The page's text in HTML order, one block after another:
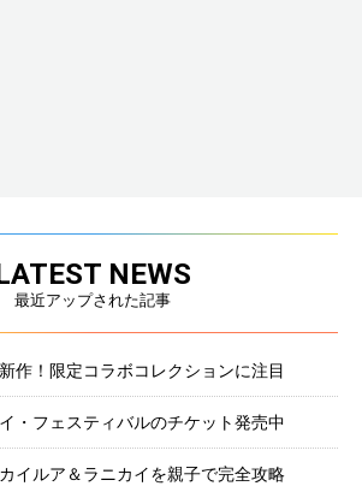
NEWS
最近アップされた記事
作！限定コラボコレクションに注目
・フェスティバルのチケット発売中
イルア＆ラニカイを親子で完全攻略